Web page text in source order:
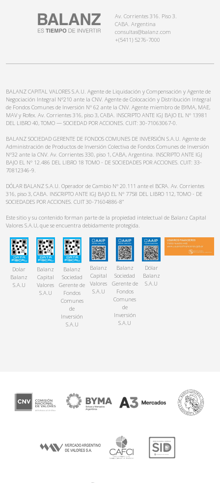
Av. Corrientes 316. Piso 3.
CABA. Argentina
consultas@balanz.com
+(5411) 5276-7000
BALANZ CAPITAL VALORES S.A.U. Agente de Liquidación y Compensación y Agente de
Negociación Integral N°210 ante la CNV. Agente de Colocación y Distribución Integral
de Fondos Comunes de Inversión N° 62 ante la CNV. Agente miembro de BYMA, MAE,
MAV y Rofex. Av. Corrientes 316, piso 3, CABA. INSCRIPTO ANTE IGJ BAJO EL N° 13981
DEL LIBRO 40, TOMO — SOCIEDAD POR ACCIONES. CUIT: 30-71063067-0.
BALANZ SOCIEDAD GERENTE DE FONDOS COMUNES DE INVERSIÓN S.A.U. Agente de
Administración de Productos de Inversión Colectiva de Fondos Comunes de Inversión
N°32 ante la CNV. Av. Corrientes 330, piso 1, CABA, Argentina. INSCRIPTO ANTE IGJ
BAJO EL N° 12.486 DEL LIBRO 18 TOMO - DE SOCIEDADES POR ACCIONES. CUIT: 33-
70812346-9.
DÓLAR BALANZ S.A.U. Operador de Cambio N° 20.111 ante el BCRA. Av. Corrientes
316, piso 3, CABA. INSCRIPTO ANTE IGJ BAJO EL N° 7758 DEL LIBRO 112, TOMO - DE
SOCIEDADES POR ACCIONES. CUIT 30-71604886-8”
Este sitio y su contenido forman parte de la propiedad intelectual de Balanz Capital
Valores S.A.U, que se encuentra debidamente protegida.
Dolar
Balanz
S.A.U
Balanz
Capital
Valores
S.A.U
Balanz
Sociedad
Gerente de
Fondos
Comunes
de
Inversión
S.A.U
Balanz
Capital
Valores
S.A.U
Balanz
Sociedad
Gerente de
Fondos
Comunes
de
Inversión
S.A.U
Dólar
Balanz
S.A.U